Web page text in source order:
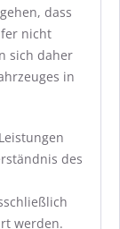
dass
nicht
sich daher
in
des
werden.